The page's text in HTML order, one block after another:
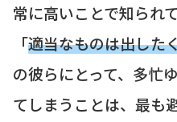
常に高いことで知られて
「適当なものは出した
の彼らにとって、多忙
てしまうことは、最も